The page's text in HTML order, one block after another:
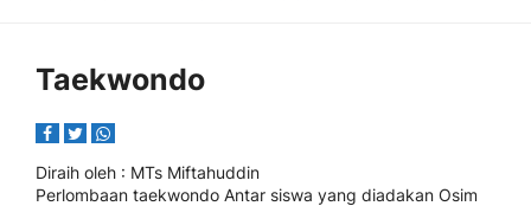
Taekwondo
Diraih oleh : MTs Miftahuddin
Perlombaan taekwondo Antar siswa yang diadakan Osim